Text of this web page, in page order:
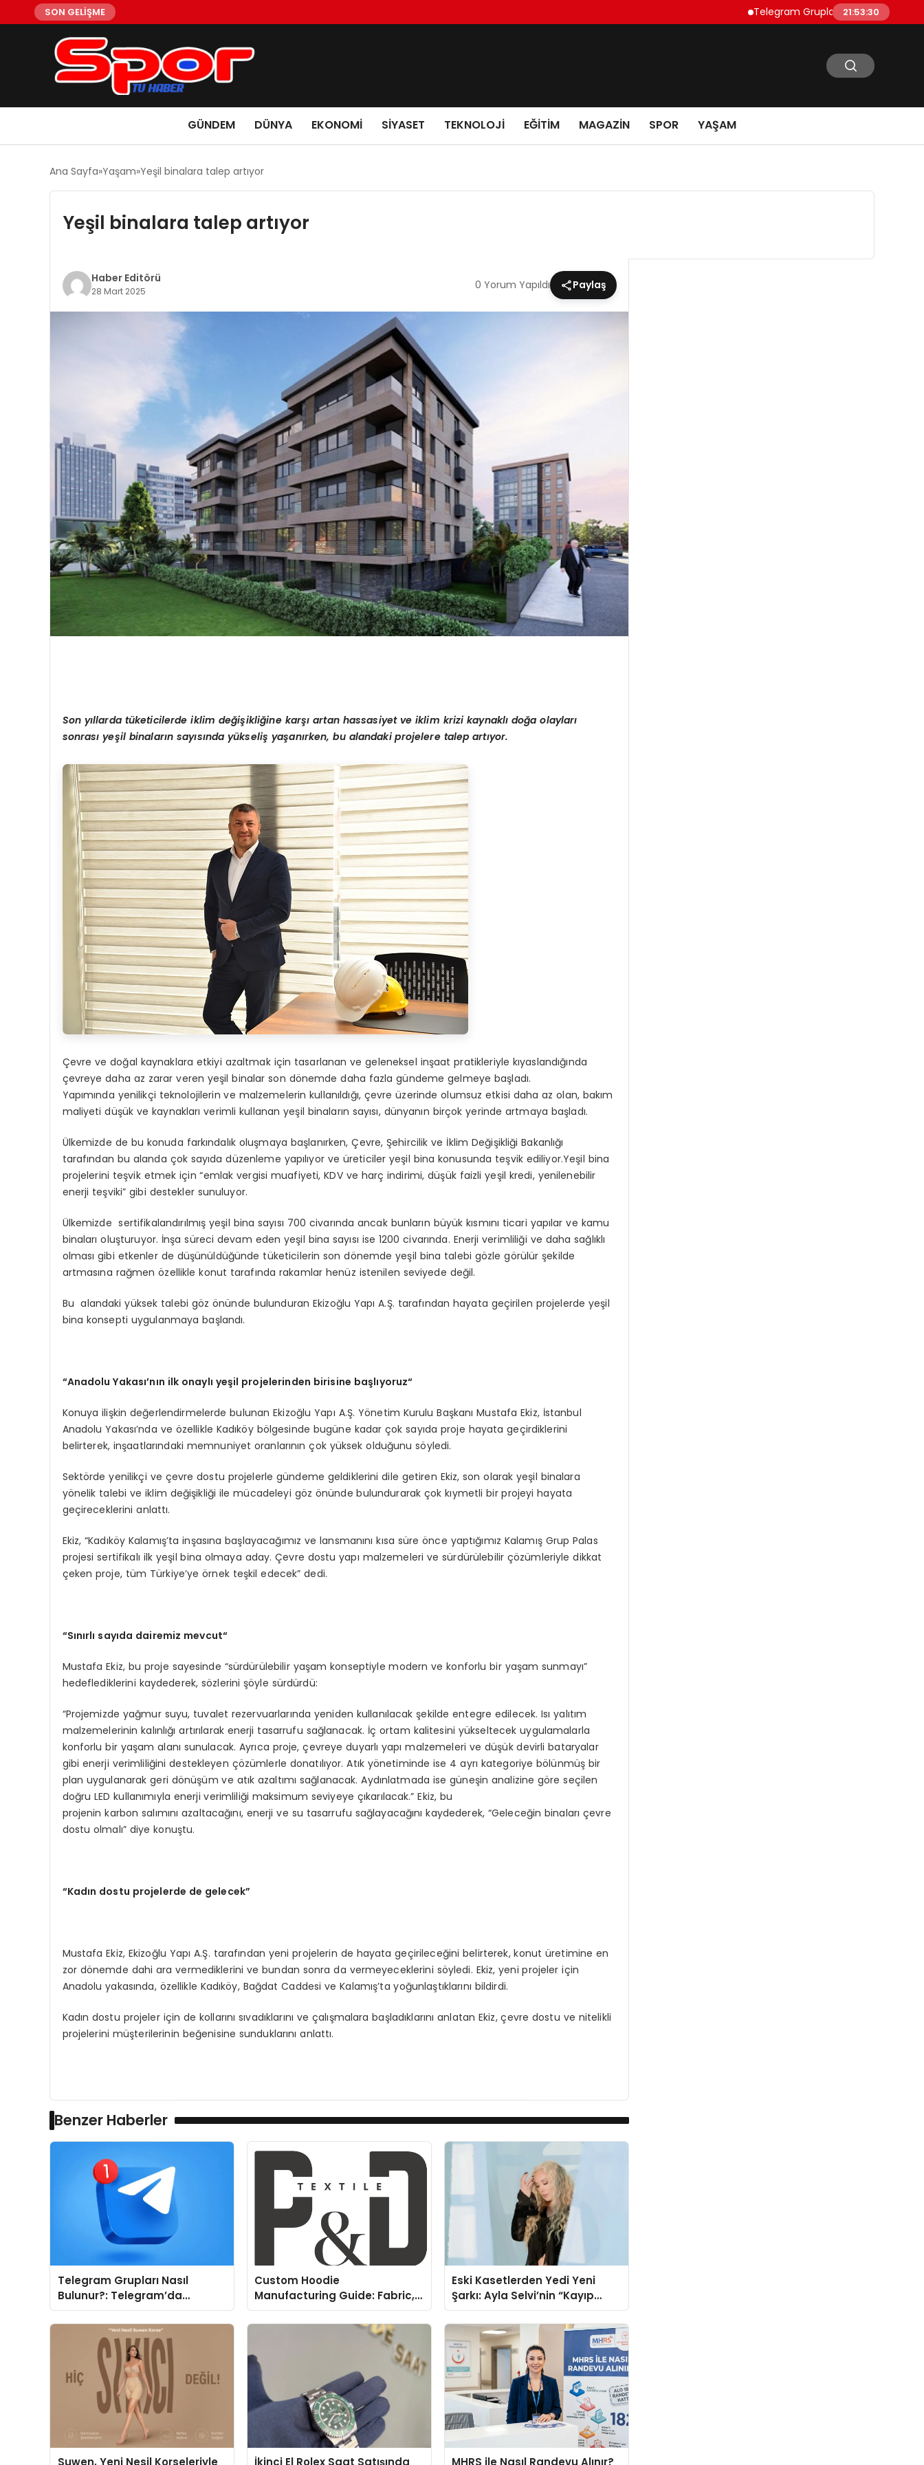
SON GELİŞME Telegram Grupları Nasıl Bulunur?:
21:53:31
GÜNDEM DÜNYA EKONOMI SIYASET TEKNOLOJI EĞITIM MAGAZIN SPOR YAŞAM
Ana Sayfa Yaşam Yeşil binalara talep artıyor
Yeşil binalara talep artıyor
Haber Editörü
28 Mart 2025 0 Yorum Yapıldı Paylaş
Son yıllarda tüketicilerde iklim değişikliğine karşı artan hassasiyet ve iklim krizi kaynaklı doğa olayları
sonrası yeşil binaların sayısında yükseliş yaşanırken, bu alandaki projelere talep artıyor.
Çevre ve doğal kaynaklara etkiyi azaltmak için tasarlanan ve geleneksel inşaat pratikleriyle kıyaslandığında
çevreye daha az zarar veren yeşil binalar son dönemde daha fazla gündeme gelmeye başladı.
Yapımında yenilikçi teknolojilerin ve malzemelerin kullanıldığı, çevre üzerinde olumsuz etkisi daha az olan, bakım
maliyeti düşük ve kaynakları verimli kullanan yeşil binaların sayısı, dünyanın birçok yerinde artmaya başladı.
Ülkemizde de bu konuda farkındalık oluşmaya başlanırken, Çevre, Şehircilik ve İklim Değişikliği Bakanlığı
tarafından bu alanda çok sayıda düzenleme yapılıyor ve üreticiler yeşil bina konusunda teşvik ediliyor.Yeşil bina
projelerini teşvik etmek için “emlak vergisi muafiyeti, KDV ve harç indirimi, düşük faizli yeşil kredi, yenilenebilir
enerji teşviki” gibi destekler sunuluyor.
Ülkemizde sertifikalandırılmış yeşil bina sayısı 700 civarında ancak bunların büyük kısmını ticari yapılar ve kamu
binaları oluşturuyor. İnşa süreci devam eden yeşil bina sayısı ise 1200 civarında. Enerji verimliliği ve daha sağlıklı
olması gibi etkenler de düşünüldüğünde tüketicilerin son dönemde yeşil bina talebi gözle görülür şekilde
artmasına rağmen özellikle konut tarafında rakamlar henüz istenilen seviyede değil.
Bu alandaki yüksek talebi göz önünde bulunduran Ekizoğlu Yapı A.Ş. tarafından hayata geçirilen projelerde yeşil
bina konsepti uygulanmaya başlandı.
“Anadolu Yakası’nın ilk onaylı yeşil projelerinden birisine başlıyoruz“
Konuya ilişkin değerlendirmelerde bulunan Ekizoğlu Yapı A.Ş. Yönetim Kurulu Başkanı Mustafa Ekiz, İstanbul
Anadolu Yakası’nda ve özellikle Kadıköy bölgesinde bugüne kadar çok sayıda proje hayata geçirdiklerini
belirterek, inşaatlarındaki memnuniyet oranlarının çok yüksek olduğunu söyledi.
Sektörde yenilikçi ve çevre dostu projelerle gündeme geldiklerini dile getiren Ekiz, son olarak yeşil binalara
yönelik talebi ve iklim değişikliği ile mücadeleyi göz önünde bulundurarak çok kıymetli bir projeyi hayata
geçireceklerini anlattı.
Ekiz, “Kadıköy Kalamış’ta inşasına başlayacağımız ve lansmanını kısa süre önce yaptığımız Kalamış Grup Palas
projesi sertifikalı ilk yeşil bina olmaya aday. Çevre dostu yapı malzemeleri ve sürdürülebilir çözümleriyle dikkat
çeken proje, tüm Türkiye’ye örnek teşkil edecek” dedi.
“Sınırlı sayıda dairemiz mevcut“
Mustafa Ekiz, bu proje sayesinde “sürdürülebilir yaşam konseptiyle modern ve konforlu bir yaşam sunmayı”
hedeflediklerini kaydederek, sözlerini şöyle sürdürdü:
“Projemizde yağmur suyu, tuvalet rezervuarlarında yeniden kullanılacak şekilde entegre edilecek. Isı yalıtım
malzemelerinin kalınlığı artırılarak enerji tasarrufu sağlanacak. İç ortam kalitesini yükseltecek uygulamalarla
konforlu bir yaşam alanı sunulacak. Ayrıca proje, çevreye duyarlı yapı malzemeleri ve düşük devirli bataryalar
gibi enerji verimliliğini destekleyen çözümlerle donatılıyor. Atık yönetiminde ise 4 ayrı kategoriye bölünmüş bir
plan uygulanarak geri dönüşüm ve atık azaltımı sağlanacak. Aydınlatmada ise güneşin analizine göre seçilen
doğru LED kullanımıyla enerji verimliliği maksimum seviyeye çıkarılacak.” Ekiz, bu
projenin karbon salımını azaltacağını, enerji ve su tasarrufu sağlayacağını kaydederek, “Geleceğin binaları çevre
dostu olmalı” diye konuştu.
“Kadın dostu projelerde de gelecek”
Mustafa Ekiz, Ekizoğlu Yapı A.Ş. tarafından yeni projelerin de hayata geçirileceğini belirterek, konut üretimine en
zor dönemde dahi ara vermediklerini ve bundan sonra da vermeyeceklerini söyledi. Ekiz, yeni projeler için
Anadolu yakasında, özellikle Kadıköy, Bağdat Caddesi ve Kalamış’ta yoğunlaştıklarını bildirdi.
Kadın dostu projeler için de kollarını sıvadıklarını ve çalışmalara başladıklarını anlatan Ekiz, çevre dostu ve nitelikli
projelerini müşterilerinin beğenisine sunduklarını anlattı.
Benzer Haberler
Telegram Grupları Nasıl
Bulunur?: Telegram’da
Topluluk Deneyimini
Geliştirmek
Custom Hoodie
Manufacturing Guide: Fabric,
Fit and Printing Options
Eski Kasetlerden Yedi Yeni
Şarkı: Ayla Selvi’nin “Kayıp
Kasetler 1” Albümü 31
Temmuz’da Çıktı
Suwen, Yeni Nesil Korseleriyle İkinci El Rolex Saat Satışında MHRS ile Nasıl Randevu Alınır?